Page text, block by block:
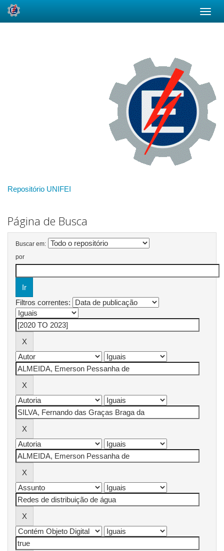
Repositório UNIFEI
Página de Busca
Buscar em:
por
Filtros correntes: